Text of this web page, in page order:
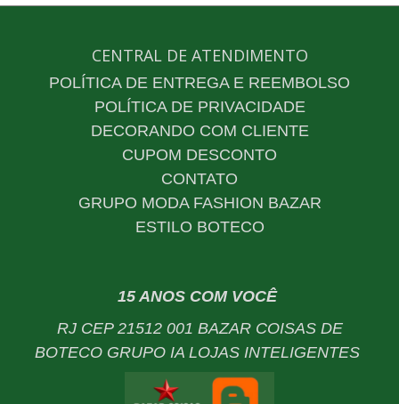
CENTRAL DE ATENDIMENTO
POLÍTICA DE ENTREGA E REEMBOLSO
POLÍTICA DE PRIVACIDADE
DECORANDO COM CLIENTE
CUPOM DESCONTO
CONTATO
GRUPO MODA FASHION BAZAR
ESTILO BOTECO
15 ANOS COM VOCÊ
RJ CEP 21512 001 BAZAR COISAS DE
BOTECO GRUPO IA LOJAS INTELIGENTES